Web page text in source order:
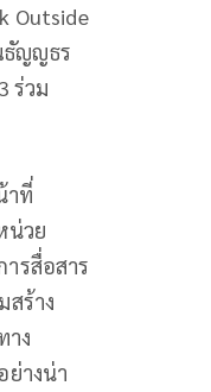
Outside
ธัญญธร
ร่วม
าที่
น่วย
รสื่อสาร
ร้าง
าง
างน่า